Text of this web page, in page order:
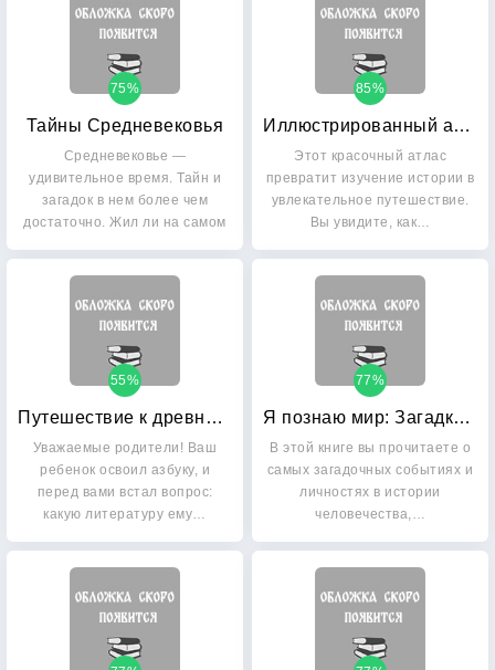
Тайны Средневековья
75%
Средневековье —
удивительное время. Тайн и
загадок в нем более чем
достаточно. Жил ли на самом
Иллюстрированный атлас: Древний мир. Средние века
85%
Этот красочный атлас
превратит изучение истории в
увлекательное путешествие.
Вы увидите, как…
Путешествие к древним викингам
55%
Уважаемые родители! Ваш
ребенок освоил азбуку, и
перед вами встал вопрос:
какую литературу ему…
Я познаю мир: Загадки истории
77%
В этой книге вы прочитаете о
самых загадочных событиях и
личностях в истории
человечества,…